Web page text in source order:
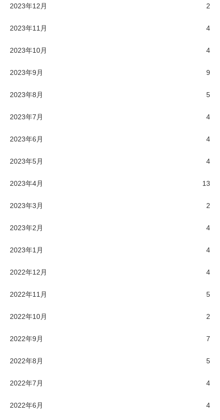
2023年12月 2
2023年11月 4
2023年10月 4
2023年9月 9
2023年8月 5
2023年7月 4
2023年6月 4
2023年5月 4
2023年4月 13
2023年3月 2
2023年2月 4
2023年1月 4
2022年12月 4
2022年11月 5
2022年10月 2
2022年9月 7
2022年8月 5
2022年7月 4
2022年6月 4